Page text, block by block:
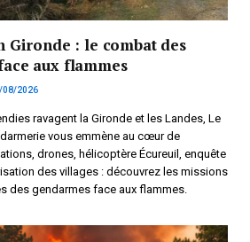
Gironde : le combat des
aux flammes
08/2026
ravagent la Gironde et les Landes, Le
vous emmène au cœur de
drones, hélicoptère Écureuil, enquête
des villages : découvrez les missions
des gendarmes face aux flammes.